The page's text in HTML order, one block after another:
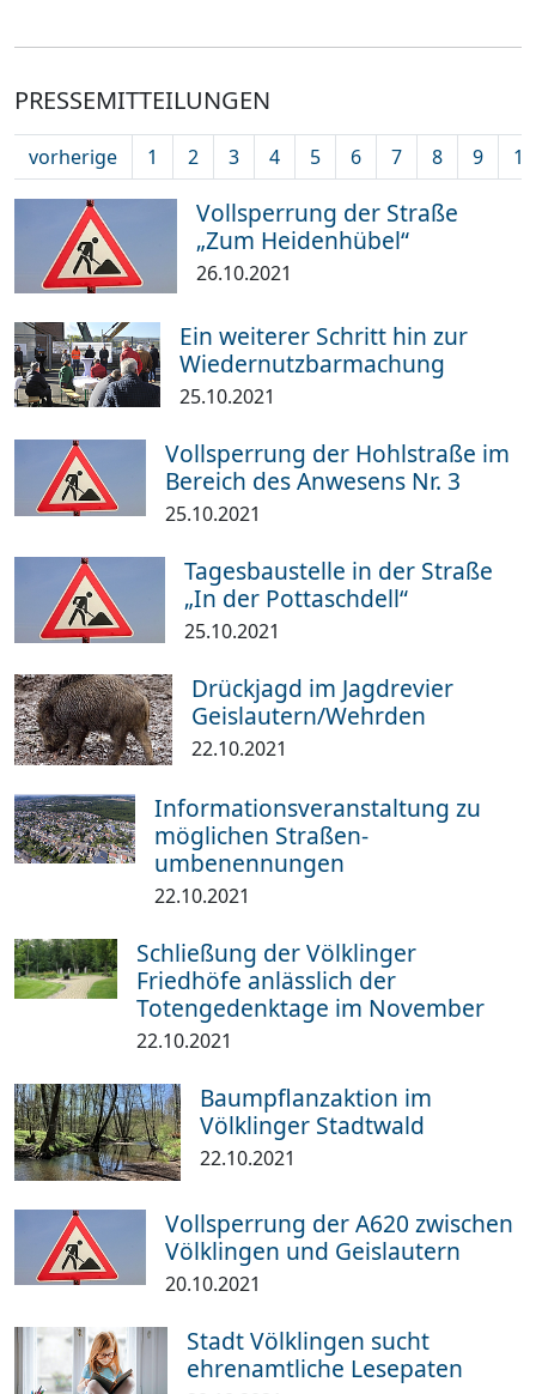
PRESSEMITTEILUNGEN
vorherige 1 2 3 4 5 6 7 8 9 10
Vollsperrung der Straße
„Zum Heidenhübel“
26.10.2021
Ein weiterer Schritt hin zur
Wiedernutzbarmachung
25.10.2021
Vollsperrung der Hohlstraße im
Bereich des Anwesens Nr. 3
25.10.2021
Tagesbaustelle in der Straße
„In der Pottaschdell“
25.10.2021
Drückjagd im Jagdrevier
Geislautern/Wehrden
22.10.2021
Informationsveranstaltung zu
möglichen Straßen­
umbenennungen
22.10.2021
Schließung der Völklinger
Friedhöfe anlässlich der
Totengedenktage im November
22.10.2021
Baumpflanzaktion im
Völklinger Stadtwald
22.10.2021
Vollsperrung der A620 zwischen
Völklingen und Geislautern
20.10.2021
Stadt Völklingen sucht
ehrenamtliche Lesepaten